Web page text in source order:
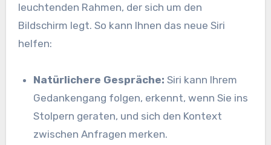
leuchtenden Rahmen, der sich um den
Bildschirm legt. So kann Ihnen das neue Siri
helfen:
Natürlichere Gespräche: Siri kann Ihrem
Gedankengang folgen, erkennt, wenn Sie ins
Stolpern geraten, und sich den Kontext
zwischen Anfragen merken.